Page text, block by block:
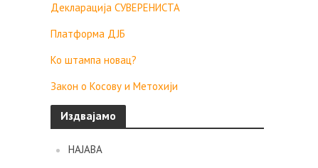
Декларација СУВЕРЕНИСТА
Платформа ДЈБ
Ко штампа новац?
Закон о Косову и Метохији
Издвајамо
НАЈАВА